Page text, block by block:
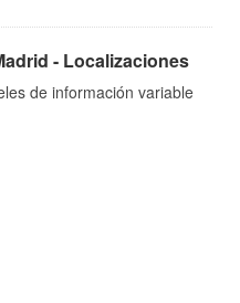
- Localizaciones
de información variable